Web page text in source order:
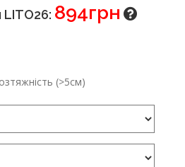
894грн
(>5см)